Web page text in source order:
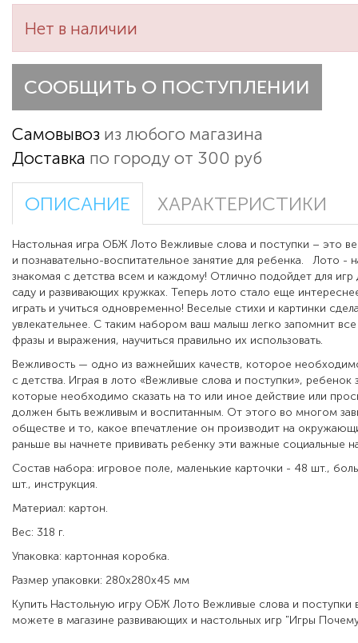
Нет в наличии
СООБЩИТЬ О ПОСТУПЛЕНИИ
Самовывоз из любого магазина
Доставка по городу от 300 руб
ОПИСАНИЕ ХАРАКТЕРИСТИКИ
Настольная игра ОБЖ Лото Вежливые слова и поступки – это
и познавательно-воспитательное занятие для ребенка. Лото -
знакомая с детства всем и каждому! Отлично подойдет для
саду и развивающих кружках. Теперь лото стало еще
играть и учиться одновременно! Веселые стихи и картинки
увлекательнее. С таким набором ваш малыш легко запомнит
фразы и выражения, научиться правильно их использовать.
Вежливость — одно из важнейших качеств, которое
с детства. Играя в лото «Вежливые слова и поступки», ребенок
которые необходимо сказать на то или иное действие или
должен быть вежливым и воспитанным. От этого во многом
обществе и то, какое впечатление он производит на
раньше вы начнете прививать ребенку эти важные социальные
Состав набора: игровое поле, маленькие карточки - 48 шт.,
шт., инструкция.
Материал: картон.
Вес: 318 г.
Упаковка: картонная коробка.
Размер упаковки: 280x280х45 мм
Купить Настольную игру ОБЖ Лото Вежливые слова и
можете в магазине развивающих и настольных игр "Игры